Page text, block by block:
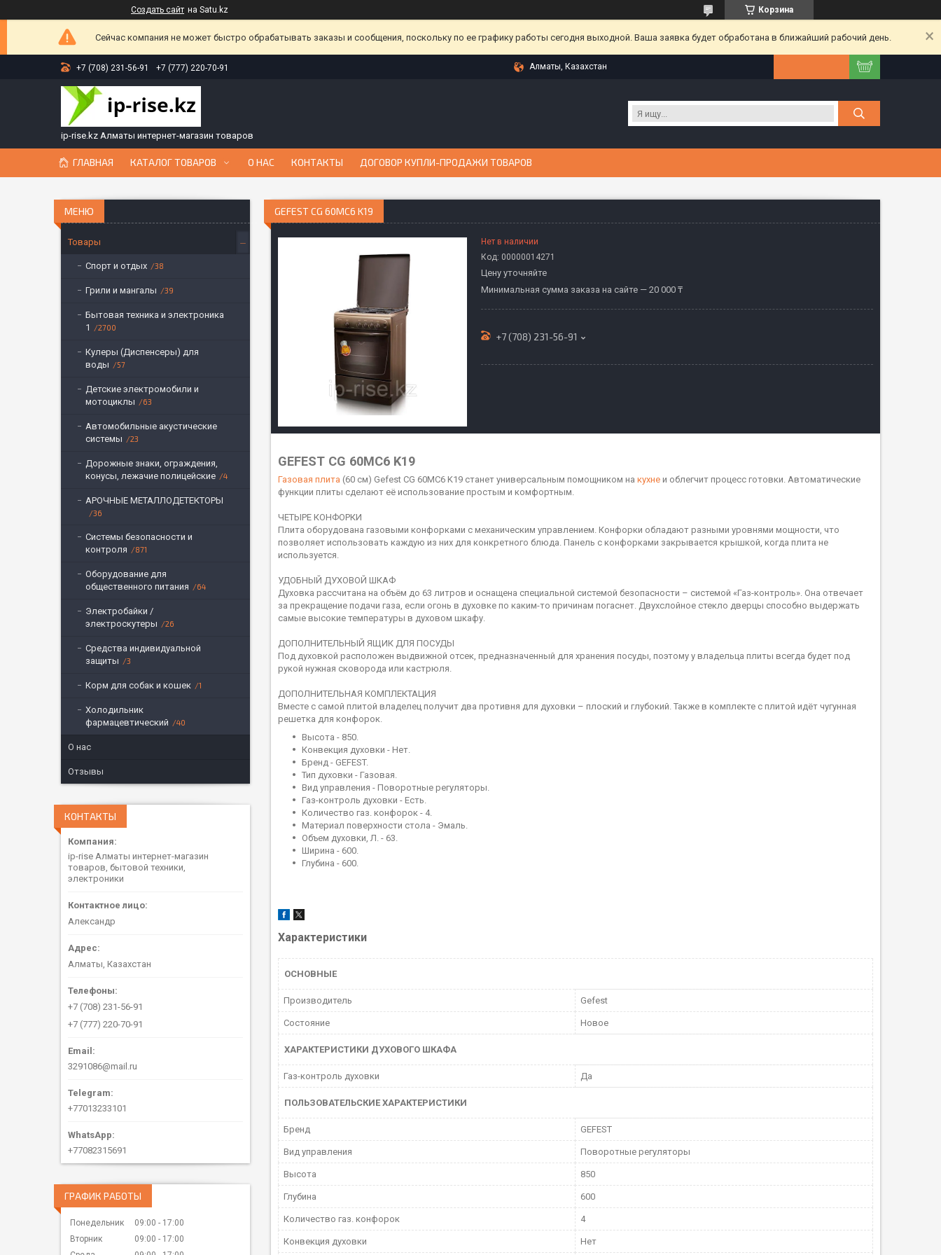
Создать сайт на Satu.kz Корзина
Сейчас компания не может быстро обрабатывать заказы и сообщения, поскольку по ее графику работы сегодня выходной. Ваша заявка будет обработана в ближайший рабочий день.
+7 (708) 231-56-91 +7 (777) 220-70-91 Алматы, Казахстан
ip-rise.kz Алматы интернет-магазин товаров
ГЛАВНАЯ КАТАЛОГ ТОВАРОВ О НАС КОНТАКТЫ ДОГОВОР КУПЛИ-ПРОДАЖИ ТОВАРОВ
GEFEST CG 60MC6 K19
Нет в наличии
Код: 00000014271
Цену уточняйте
Минимальная сумма заказа на сайте — 20 000 ₸
+7 (708) 231-56-91
GEFEST CG 60MC6 K19
Газовая плита (60 см) Gefest CG 60MC6 K19 станет универсальным помощником на кухне и облегчит процесс готовки. Автоматические
функции плиты сделают её использование простым и комфортным.
ЧЕТЫРЕ КОНФОРКИ
Плита оборудована газовыми конфорками с механическим управлением. Конфорки обладают разными уровнями мощности, что
позволяет использовать каждую из них для конкретного блюда. Панель с конфорками закрывается крышкой, когда плита не
используется.
УДОБНЫЙ ДУХОВОЙ ШКАФ
Духовка рассчитана на объём до 63 литров и оснащена специальной системой безопасности – системой «Газ-контроль». Она отвечает
за прекращение подачи газа, если огонь в духовке по каким-то причинам погаснет. Двухслойное стекло дверцы способно выдержать
самые высокие температуры в духовом шкафу.
ДОПОЛНИТЕЛЬНЫЙ ЯЩИК ДЛЯ ПОСУДЫ
Под духовкой расположен выдвижной отсек, предназначенный для хранения посуды, поэтому у владельца плиты всегда будет под
рукой нужная сковорода или кастрюля.
ДОПОЛНИТЕЛЬНАЯ КОМПЛЕКТАЦИЯ
Вместе с самой плитой владелец получит два противня для духовки – плоский и глубокий. Также в комплекте с плитой идёт чугунная
решетка для конфорок.
Высота - 850.
Конвекция духовки - Нет.
Бренд - GEFEST.
Тип духовки - Газовая.
Вид управления - Поворотные регуляторы.
Газ-контроль духовки - Есть.
Количество газ. конфорок - 4.
Материал поверхности стола - Эмаль.
Объем духовки, Л. - 63.
Ширина - 600.
Глубина - 600.
Характеристики
ОСНОВНЫЕ
Производитель Gefest
Состояние Новое
ХАРАКТЕРИСТИКИ ДУХОВОГО ШКАФА
Газ-контроль духовки Да
ПОЛЬЗОВАТЕЛЬСКИЕ ХАРАКТЕРИСТИКИ
Бренд GEFEST
Вид управления Поворотные регуляторы
Высота 850
Глубина 600
Количество газ. конфорок 4
Конвекция духовки Нет
Товары
Спорт и отдых 38
Грили и мангалы 39
Бытовая техника и электроника
1
2700
Кулеры (Диспенсеры) для
воды
57
Детские электромобили и
мотоциклы
63
Автомобильные акустические
системы
23
Дорожные знаки, ограждения,
конусы, лежачие полицейские
4
АРОЧНЫЕ МЕТАЛЛОДЕТЕКТОРЫ
36
Системы безопасности и
контроля
871
Оборудование для
общественного питания
64
Электробайки /
электроскутеры
26
Средства индивидуальной
защиты
3
Корм для собак и кошек 1
Холодильник
фармацевтический
40
О нас
Отзывы
КОНТАКТЫ
ip-rise Алматы интернет-магазин
товаров, бытовой техники,
электроники
Александр
Алматы, Казахстан
+7 (708) 231-56-91
+7 (777) 220-70-91
3291086@mail.ru
+77013233101
+77082315691
ГРАФИК РАБОТЫ
Понедельник 09:00
17:00
Вторник
09:00
17:00